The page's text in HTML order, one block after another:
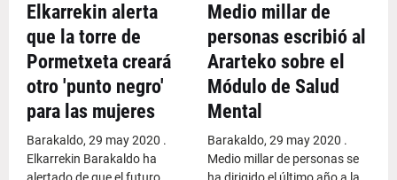
Elkarrekin alerta
que la torre de
Pormetxeta creará
otro 'punto negro'
para las mujeres
Barakaldo, 29 may 2020 .
Elkarrekin Barakaldo ha
Medio millar de
personas escribió al
Ararteko sobre el
Módulo de Salud
Mental
Barakaldo, 29 may 2020 .
Medio millar de personas se